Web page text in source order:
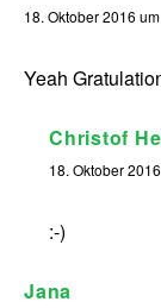
18. Oktober 2016
Yeah
Christof
18. Oktober
:-)
Jana